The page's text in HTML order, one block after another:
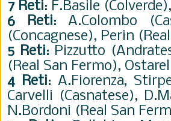
7 Reti: F.Basile
6 Reti: A.Colombo
(Concagnese), Perin
5 Reti: Pizzutto
(Real San Fermo),
4 Reti: A.Fiorenza,
Carvelli (Casnatese),
N.Bordoni (Real San